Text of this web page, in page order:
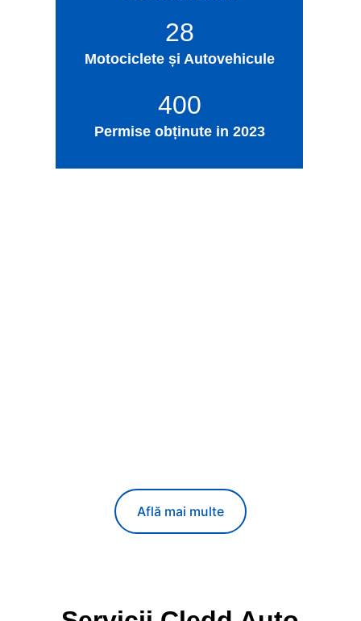
28
Motociclete și Autovehicule
Află mai multe
400
Permise obținute in 2023